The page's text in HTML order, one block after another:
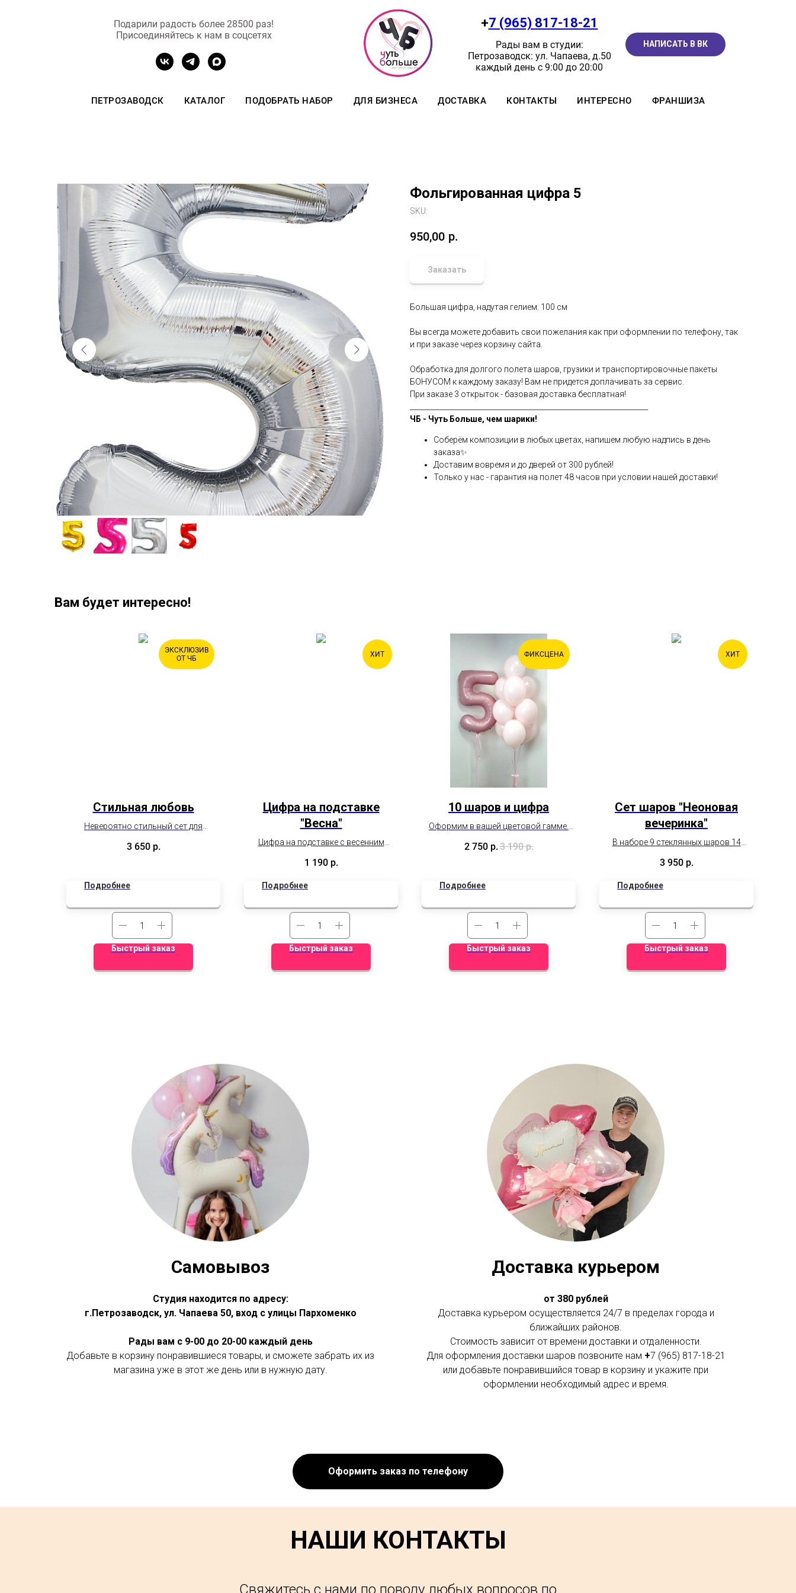
Подарили радость более 28500 раз!
Присоединяйтесь к нам в соцсетях
+7 (965) 817-18-21
Рады вам в студии:
Петрозаводск: ул. Чапаева, д.50
каждый день с 9:00 до 20:00
НАПИСАТЬ В ВК
ПЕТРОЗАВОДСК КАТАЛОГ ПОДОБРАТЬ НАБОР ДЛЯ БИЗНЕСА ДОСТАВКА КОНТАКТЫ ИНТЕРЕСНО ФРАНШИЗА
Фольгированная цифра 5
SKU:
950,00 р.
Заказать
Большая цифра, надутая гелием. 100 см
Вы всегда можете добавить свои пожелания как при оформлении по телефону, так
и при заказе через корзину сайта.
Обработка для долгого полета шаров, грузики и транспортировочные пакеты
БОНУСОМ к каждому заказу! Вам не придется доплачивать за сервис.
При заказе 3 открыток - базовая доставка бесплатная!
ЧБ - Чуть Больше, чем шарики!
Соберём композиции в любых цветах, напишем любую надпись в день
заказа✨
Доставим вовремя и до дверей от 300 рублей!
Только у нас - гарантия на полет 48 часов при условии нашей доставки!
Вам будет интересно!
ЭКСКЛЮЗИВ
ОТ ЧБ
Стильная любовь
Невероятно стильный сет для
3 650 р.
Подробнее
Быстрый заказ
ХИТ
Цифра на подставке
"Весна"
Цифра на подставке с весенним
фольгированный не входит в
стоимость, можно приобрести
отдельно)
1 190 р.
Подробнее
Быстрый заказ
ФИКСЦЕНА
10 шаров и цифра
Оформим в вашей цветовой гамме.
Дополнительные скидки не
2 750 р.3 190 р.
Подробнее
Быстрый заказ
ХИТ
Сет шаров "Неоновая
вечеринка"
В наборе 9 стеклянных шаров 14
18 дюймов с оформлением (роспись
красками и надпись индивидуальная
на шаре)
3 950 р.
Подробнее
Быстрый заказ
Самовывоз
Студия находится по адресу:
г.Петрозаводск, ул. Чапаева 50, вход с улицы Пархоменко
Рады вам с 9-00 до 20-00 каждый день
Добавьте в корзину понравившиеся товары, и сможете забрать их из
магазина уже в этот же день или в нужную дату.
Доставка курьером
от 380 рублей
Доставка курьером осуществляется 24/7 в пределах города и
ближайших районов.
Стоимость зависит от времени доставки и отдаленности.
Для оформления доставки шаров позвоните нам +7 (965) 817-18-21
или добавьте понравившийся товар в корзину и укажите при
оформлении необходимый адрес и время.
Оформить заказ по телефону
НАШИ КОНТАКТЫ
Свяжитесь с нами по поводу любых вопросов по